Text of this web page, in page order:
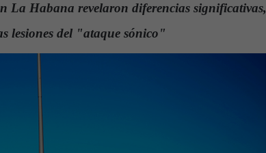
La Habana revelaron diferencias significativas,
lesiones del "ataque sónico"